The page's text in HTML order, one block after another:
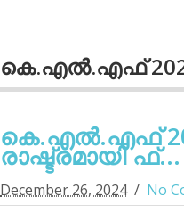
കെ.എല്‍.എഫ്
കെ.എല്‍.എഫ്
രാഷ്ട്രമായി ഫ്...
December 26, 2024 No